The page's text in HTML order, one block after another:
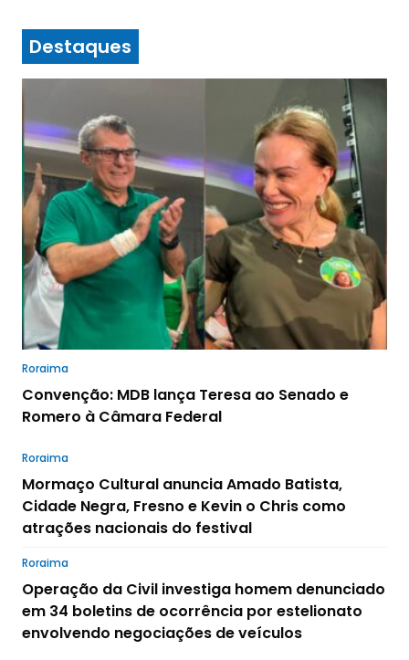
Destaques
Roraima
Convenção: MDB lança Teresa ao Senado e
Romero à Câmara Federal
Roraima
Mormaço Cultural anuncia Amado Batista,
Cidade Negra, Fresno e Kevin o Chris como
atrações nacionais do festival
Roraima
Operação da Civil investiga homem denunciado
em 34 boletins de ocorrência por estelionato
envolvendo negociações de veículos